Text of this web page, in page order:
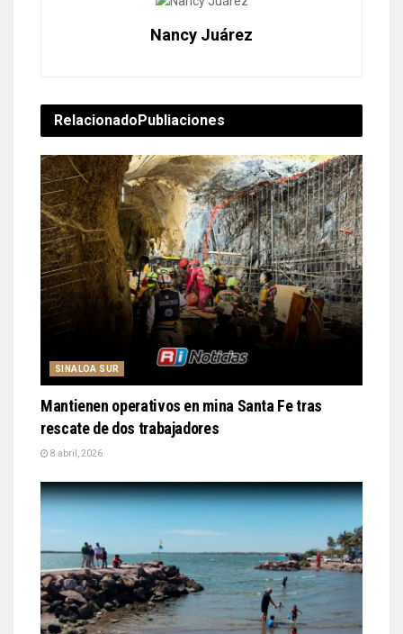
Nancy Juárez
Relacionado Publiaciones
SINALOA SUR
Mantienen operativos en mina Santa Fe tras
rescate de dos trabajadores
8 abril, 2026